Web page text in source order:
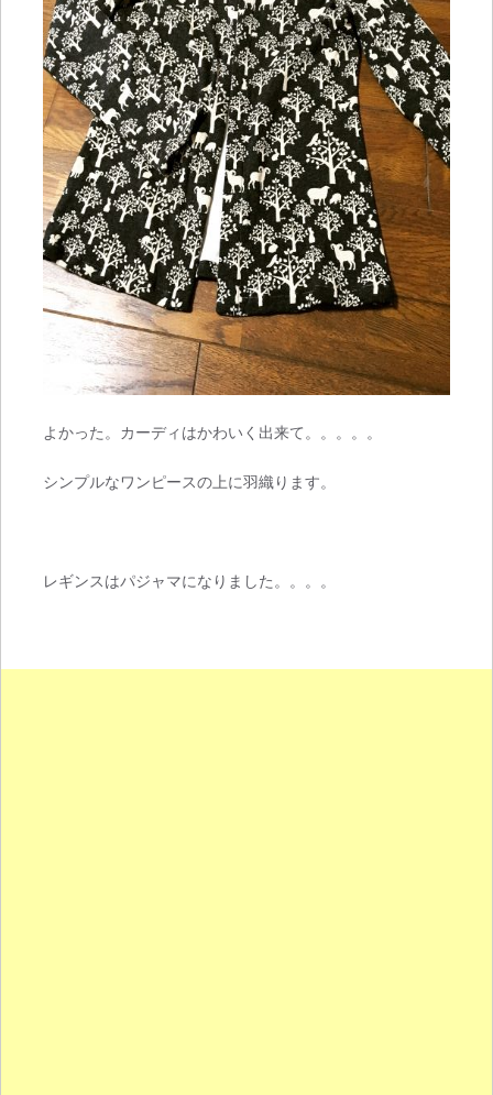
よかった。カーディはかわいく出来て。。。。。
シンプルなワンピースの上に羽織ります。
レギンスはパジャマになりました。。。。